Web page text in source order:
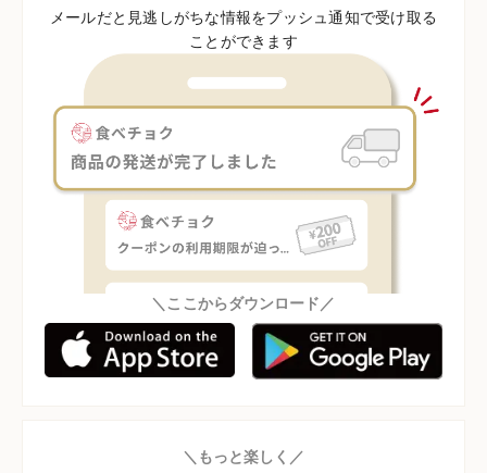
メールだと見逃しがちな情報をプッシュ通知で受け取る
ことができます
＼ここからダウンロード／
＼もっと楽しく／